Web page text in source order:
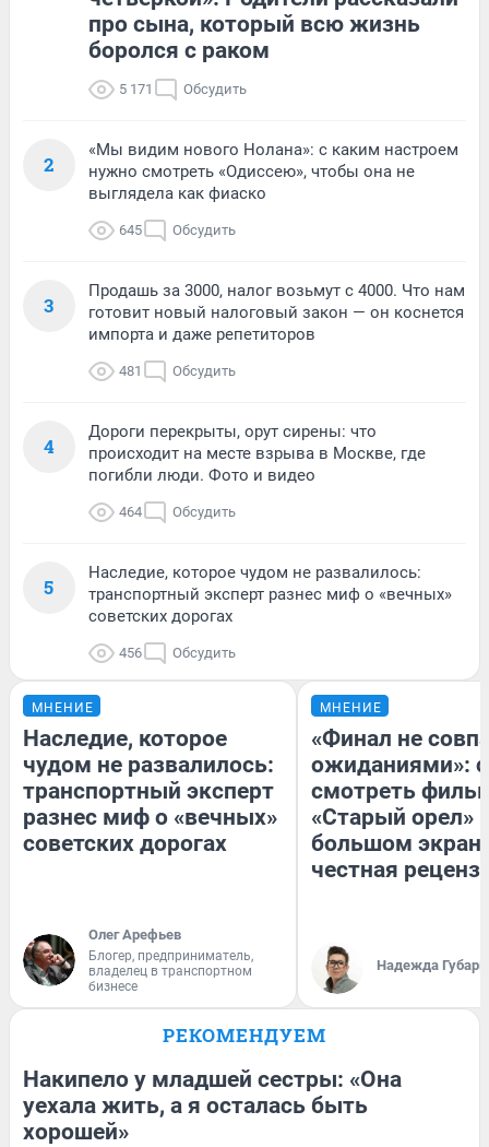
про сына, который всю жизнь
боролся с раком
5 171 Обсудить
2
«Мы видим нового Нолана»: с каким настроем
нужно смотреть «Одиссею», чтобы она не
выглядела как фиаско
645 Обсудить
3
Продашь за 3000, налог возьмут с 4000. Что нам
готовит новый налоговый закон — он коснется
импорта и даже репетиторов
481 Обсудить
4
Дороги перекрыты, орут сирены: что
происходит на месте взрыва в Москве, где
погибли люди. Фото и видео
464 Обсудить
5
Наследие, которое чудом не развалилось:
транспортный эксперт разнес миф о «вечных»
советских дорогах
456 Обсудить
МНЕНИЕ
Наследие, которое
чудом не развалилось:
транспортный эксперт
разнес миф о «вечных»
советских дорогах
Олег Арефьев
Блогер, предприниматель,
владелец в транспортном
бизнесе
МНЕНИЕ
«Финал не
ожиданиями»:
смотреть
«Старый орел»
большом
честная
Надежда Губарь
РЕКОМЕНДУЕМ
Накипело у младшей сестры: «Она
уехала жить, а я осталась быть
хорошей»